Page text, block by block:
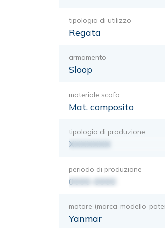
tipologia di utilizzo
Regata
armamento
Sloop
materiale scafo
Mat. composito
tipologia di produzione
XXXXXXX
periodo di produzione
0000-0000
motore (marca-modello-
Yanmar